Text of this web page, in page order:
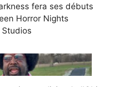
fera ses débuts
Horror Nights